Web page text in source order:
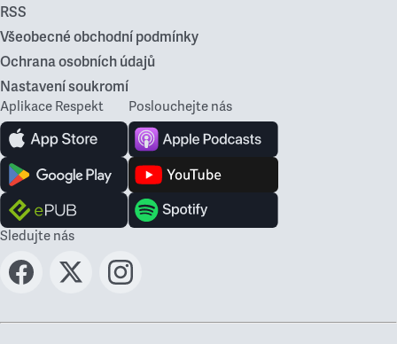
RSS
Všeobecné obchodní podmínky
Ochrana osobních údajů
Nastavení soukromí
Aplikace Respekt Poslouchejte nás
Sledujte nás